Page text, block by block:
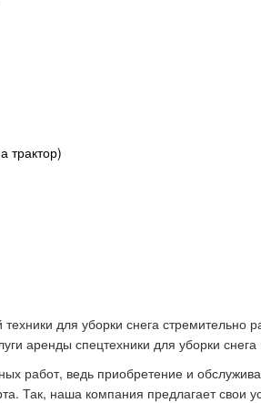
трактор)
для уборки снега стремительно
аренды спецтехники для уборки
работ, ведь приобретение и
Так, наша компания предлагает